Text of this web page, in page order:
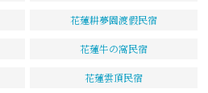
花蓮耕夢園渡假民宿
花蓮牛の窩民宿
花蓮雲頂民宿